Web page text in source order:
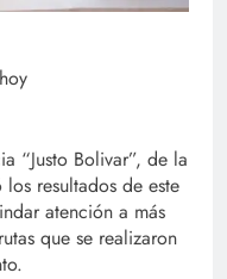
“Justo Bolivar”, de la
resultados de este
atención a más
que se realizaron